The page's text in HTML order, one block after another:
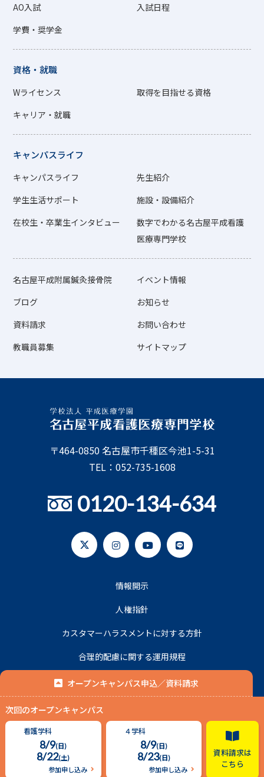
AO入試
入試日程
学費・奨学金
資格・就職
Wライセンス
取得を目指せる資格
キャリア・就職
キャンパスライフ
キャンパスライフ
先生紹介
学生生活サポート
施設・設備紹介
在校生・卒業生インタビュー
数字でわかる名古屋平成看護
医療専門学校
名古屋平成附属鍼灸接骨院
イベント情報
ブログ
お知らせ
資料請求
お問い合わせ
教職員募集
サイトマップ
〒464-0850 名古屋市千種区今池1-5-31
TEL：052-735-1608
0120-134-634
情報開示
人権指針
カスタマーハラスメントに対する方針
合理的配慮に関する運用規程
プライバシーポリシー
© 2020 名古屋平成看護医療専門学校.
オープンキャンパス申込／資料請求
次回のオープンキャンパス
看護学科
8/9(日)
8/22(土)
参加申し込み
４学科
8/9(日)
8/23(日)
参加申し込み
資料請求は
こちら